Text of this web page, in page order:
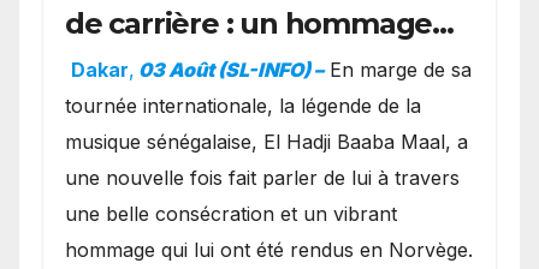
de carrière : un hommage
exceptionnel à Oslo en
présence de la famille
royale.
Dakar, 03 Août (SL-INFO) – ​En marge de sa
tournée internationale, la légende de la
musique sénégalaise, El Hadji Baaba Maal, a
une nouvelle fois fait parler de lui à travers
une belle consécration et un vibrant
hommage qui lui ont été rendus en Norvège.